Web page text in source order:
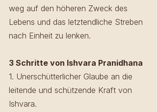
weg auf den höheren Zweck des
Lebens und das letztendliche Streben
nach Einheit zu lenken.
3 Schritte von Ishvara Pranidhana
1. Unerschütterlicher Glaube an die
leitende und schützende Kraft von
Ishvara.